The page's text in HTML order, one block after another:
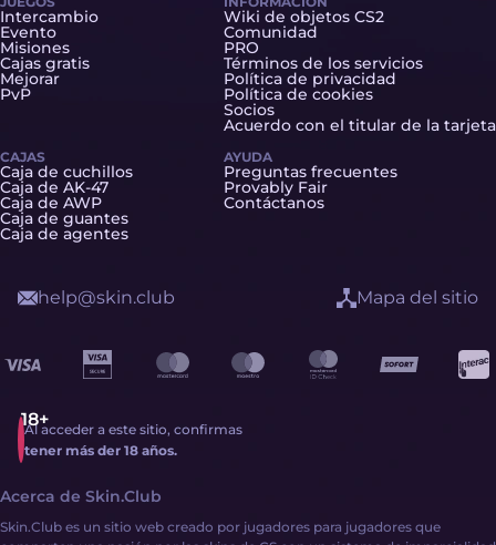
Intercambio
Evento
Misiones
Cajas gratis
Mejorar
PvP
CAJAS
Caja de cuchillos
Caja de AK-47
Caja de AWP
Caja de guantes
Caja de agentes
Wiki de objetos CS2
Comunidad
PRO
Términos de los servicios
Política de privacidad
Política de cookies
Socios
Acuerdo con el titular de la tarjeta
AYUDA
Preguntas frecuentes
Provably Fair
Contáctanos
Al acceder a este sitio, confirmas
tener más der 18 años.
help@skin.club Mapa del sitio
Acerca de Skin.Club
Skin.Club es un sitio web creado por jugadores para jugadores que